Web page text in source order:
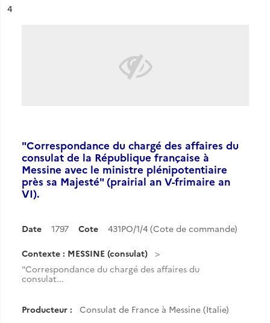
n°
4
"Correspondance du chargé des affaires du
consulat de la République française à
Messine avec le ministre plénipotentiaire
près sa Majesté" (prairial an V-frimaire an
VI).
Date 1797 Cote 431PO/1/4 (Cote de commande)
Contexte : MESSINE (consulat)
"Correspondance du chargé des affaires du
consulat...
Producteur : Consulat de France à Messine (Italie)